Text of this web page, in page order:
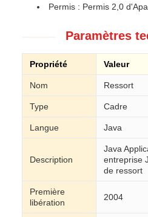
Permis : Permis 2,0
Paramètres
Propriété Valeur
Nom Ressort
Type Cadre
Langue Java
Description
Java
entreprise
de ressort
Première
libération
2004